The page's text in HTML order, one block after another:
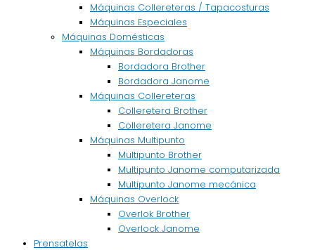
Máquinas Collereteras / Tapacosturas
Máquinas Especiales
Máquinas Domésticas
Máquinas Bordadoras
Bordadora Brother
Bordadora Janome
Máquinas Collereteras
Colleretera Brother
Colleretera Janome
Máquinas Multipunto
Multipunto Brother
Multipunto Janome computarizada
Multipunto Janome mecánica
Máquinas Overlock
Overlok Brother
Overlock Janome
Prensatelas